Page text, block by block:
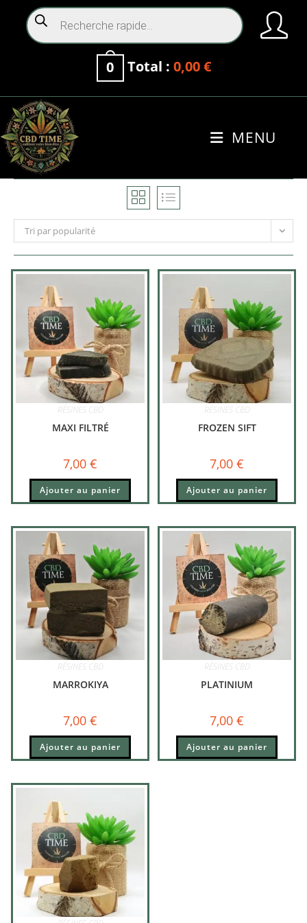
0 Total : 0,00€
MENU
Tri par popularité
RÉSINES CBD
MAXI FILTRÉ
7,00 €
Ajouter au panier
RÉSINES CBD
FROZEN SIFT
7,00 €
Ajouter au panier
RÉSINES CBD
MARROKIYA
7,00 €
Ajouter au panier
RÉSINES CBD
PLATINIUM
7,00 €
Ajouter au panier